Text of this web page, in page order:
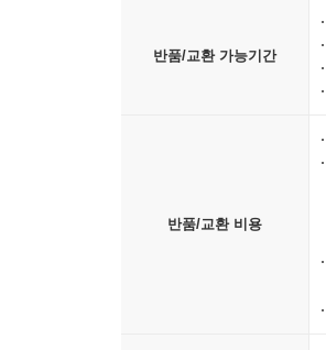
반품/교환 가능기간
반품/교환 비용